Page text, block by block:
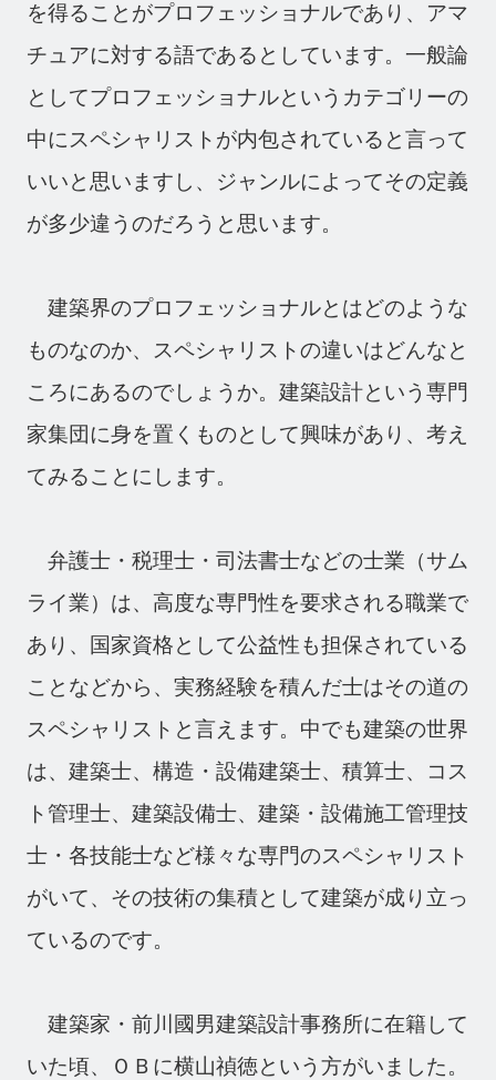
を得ることがプロフェッショナルであり、アマ
チュアに対する語であるとしています。一般論
としてプロフェッショナルというカテゴリーの
中にスペシャリストが内包されていると言って
いいと思いますし、ジャンルによってその定義
が多少違うのだろうと思います。
建築界のプロフェッショナルとはどのような
ものなのか、スペシャリストの違いはどんなと
ころにあるのでしょうか。建築設計という専門
家集団に身を置くものとして興味があり、考え
てみることにします。
弁護士・税理士・司法書士などの士業（サム
ライ業）は、高度な専門性を要求される職業で
あり、国家資格として公益性も担保されている
ことなどから、実務経験を積んだ士はその道の
スペシャリストと言えます。中でも建築の世界
は、建築士、構造・設備建築士、積算士、コス
ト管理士、建築設備士、建築・設備施工管理技
士・各技能士など様々な専門のスペシャリスト
がいて、その技術の集積として建築が成り立っ
ているのです。
建築家・前川國男建築設計事務所に在籍して
いた頃、ＯＢに横山禎徳という方がいました。